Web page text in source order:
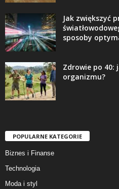
Jak zwiększyć
sposoby
Zdrowie po 40:
organizmu?
POPULARNE KATEGORIE
Biznes i Finanse
Technologia
Moda i styl